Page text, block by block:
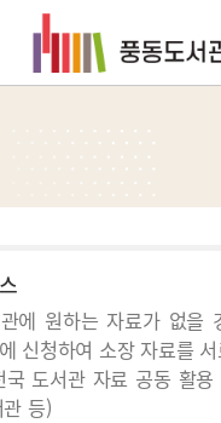
에 원하는 자료가 없을
신청하여 소장 자료를
국 도서관자료 공동 활용
등)